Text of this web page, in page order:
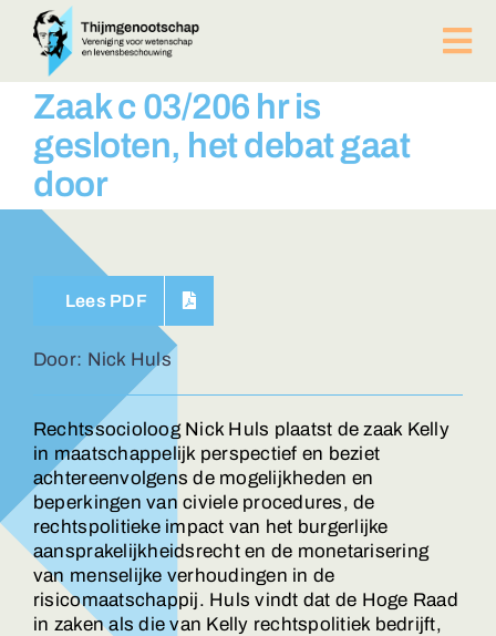
naar
inhoud
BIJEENKOMSTEN
ACTUEEL
Over ons
Afdelingen
Lid worden?
Contact
ZOEKEN
NAAR:
Zaak c 03/206 hr is
gesloten, het debat gaat
door
Lees PDF
Door: Nick Huls
Rechtssocioloog Nick Huls plaatst de zaak Kelly
in maatschappelijk perspectief en beziet
achtereenvolgens de mogelijkheden en
beperkingen van civiele procedures, de
rechtspolitieke impact van het burgerlijke
aansprakelijkheidsrecht en de monetarisering
van menselijke verhoudingen in de
risicomaatschappij. Huls vindt dat de Hoge Raad
in zaken als die van Kelly rechtspolitiek bedrijft,